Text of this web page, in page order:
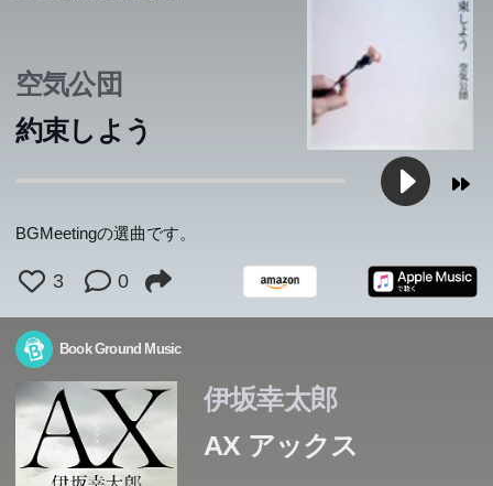
空気公団
約束しよう
BGMeetingの選曲です。
3 0
Book Ground Music
伊坂幸太郎
AX アックス